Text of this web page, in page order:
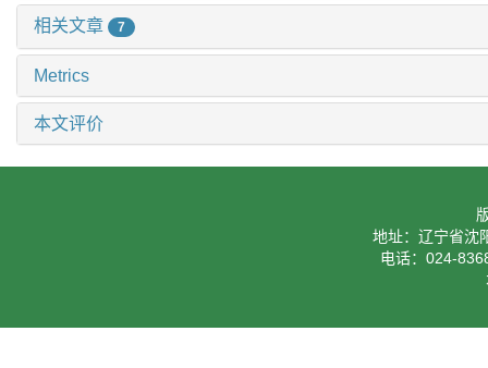
相关文章 7
Metrics
本文评价
地址：辽宁省沈
电话：024-